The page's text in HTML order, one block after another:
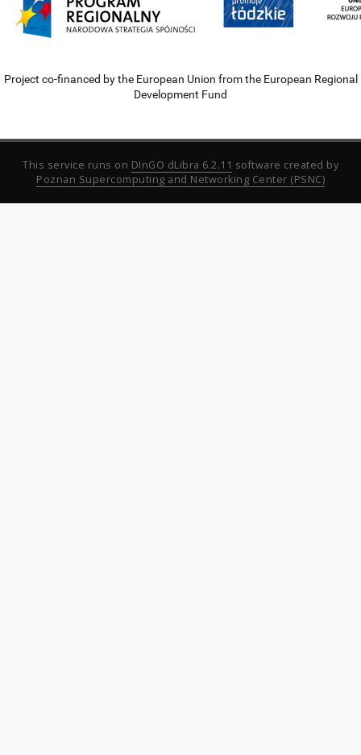
Project co-financed by the European Union from the European Regional
Development Fund
This service runs on DInGO dLibra 6.2.11 software created by
Poznan Supercomputing and Networking Center (PSNC)